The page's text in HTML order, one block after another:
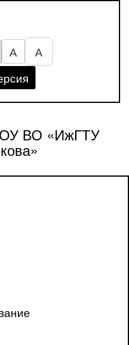
А
А
ВО «ИжГТУ